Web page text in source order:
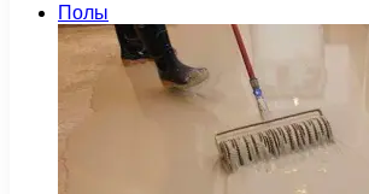
Полы